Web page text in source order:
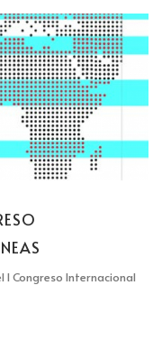
Congreso Internacional